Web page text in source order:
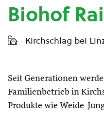
Biohof
Kirchschlag bei
Seit Generationen
Familienbetrieb in
Produkte wie Weide-